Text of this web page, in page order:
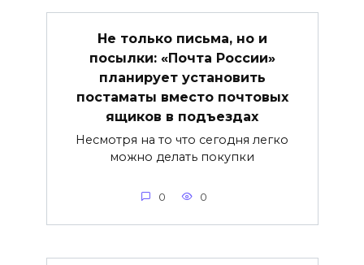
Не только письма, но и
посылки: «Почта России»
планирует установить
постаматы вместо почтовых
ящиков в подъездах
Несмотря на то что сегодня легко
можно делать покупки
0 0